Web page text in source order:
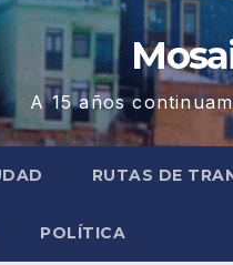
A 15 años
RUTAS DE
POLÍTICA